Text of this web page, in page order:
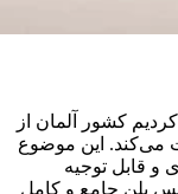
کشور آلمان از
می‌کند. این موضوع
و قابل توجیه
پلن جامع و کامل